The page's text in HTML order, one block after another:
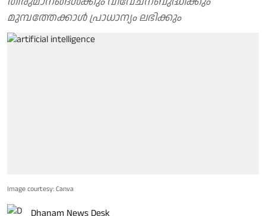
മുമ്പത്തേക്കാൾ പ്രാധാന്യം ലഭിക്കും
Image courtesy: Canva
Dhanam News Desk